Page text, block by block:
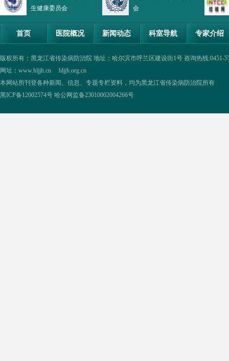
生健康委员会
会
首页 医院概况 新闻动态 科室导航 专家介绍
版权所有：黑龙江省传染病防治院 地址：哈尔滨市呼兰区建设街1号 咨询热线:0451-
网址：www.hljjh.cn hljjh.org.cn
本网站所刊登各种新闻、信息、专题专栏资料，均为黑龙江省传染病防治院所有
黑ICP备12002574号 哈公网监备23010002004266号